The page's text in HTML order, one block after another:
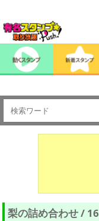
梨の詰め合わせ / 16